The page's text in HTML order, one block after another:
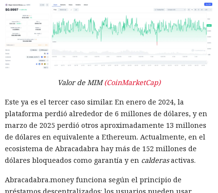
Valor de MIM(CoinMarketCap)
Este ya es el tercer caso similar. En enero de 2024, la
plataforma perdió alrededor de 6 millones de dólares, y en
marzo de 2025 perdió otros aproximadamente 13 millones
de dólares en equivalente a Ethereum. Actualmente, en el
ecosistema de Abracadabra hay más de 152 millones de
dólares bloqueados como garantía y en calderasactivas.
Abracadabra.money funciona según el principio de